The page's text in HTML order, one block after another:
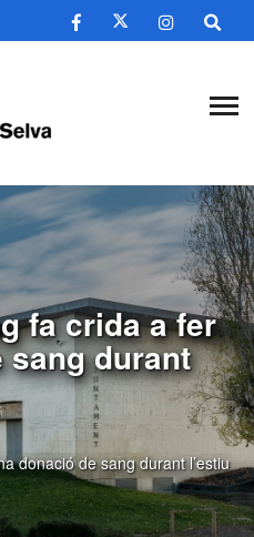
fa crida a fer
sang durant
donació de sang durant l’estiu